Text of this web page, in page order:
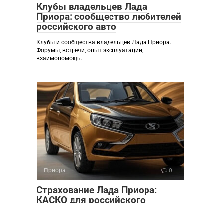
Клубы владельцев Лада
Приора: сообщество любителей
российского авто
Клубы и сообщества владельцев Лада Приора.
Форумы, встречи, опыт эксплуатации,
взаимопомощь.
Приора 0
Страхование Лада Приора:
КАСКО для российского